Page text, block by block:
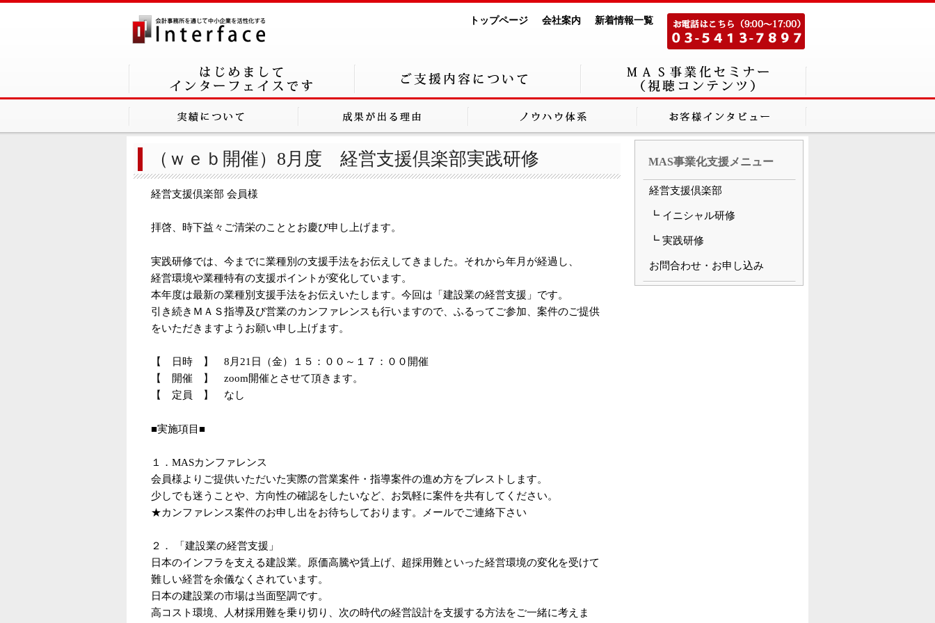
トップページ 会社案内 新着情報一覧
（ｗｅｂ開催）8月度 経営支援倶楽部実践研修
経営支援倶楽部 会員様
拝啓、時下益々ご清栄のこととお慶び申し上げます。
実践研修では、今までに業種別の支援手法をお伝えしてきました。それから年月が経過し、
経営環境や業種特有の支援ポイントが変化しています。
本年度は最新の業種別支援手法をお伝えいたします。今回は「建設業の経営支援」です。
引き続きＭＡＳ指導及び営業のカンファレンスも行いますので、ふるってご参加、案件のご提供
をいただきますようお願い申し上げます。
【 日時 】 8月21日（金）１５：００～１７：００開催
【 開催 】 zoom開催とさせて頂きます。
【 定員 】 なし
■実施項目■
１．MASカンファレンス
会員様よりご提供いただいた実際の営業案件・指導案件の進め方をブレストします。
少しでも迷うことや、方向性の確認をしたいなど、お気軽に案件を共有してください。
★カンファレンス案件のお申し出をお待ちしております。メールでご連絡下さい
２． 「建設業の経営支援」
日本のインフラを支える建設業。原価高騰や賃上げ、超採用難といった経営環境の変化を受けて
難しい経営を余儀なくされています。
日本の建設業の市場は当面堅調です。
高コスト環境、人材採用難を乗り切り、次の時代の経営設計を支援する方法をご一緒に考えま
MAS事業化支援メニュー
経営支援倶楽部
┗ イニシャル研修
┗ 実践研修
お問合わせ・お申し込み